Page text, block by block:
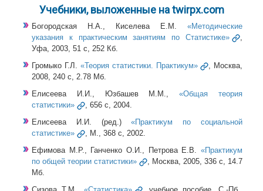
Учебники, выложенные на twirpx.com
Богородская Н.А., Киселева Е.М. «Методические
указания к практическим занятиям по Статистике»
,
Уфа, 2003, 51 с, 252 Кб.
Громыко Г.Л. «Теория статистики. Практикум»
, Москва,
2008, 240 с, 2.78 Мб.
Елисеева И.И., Юзбашев М.М.,«Общая теория
статистики»
, 656 с, 2004.
Елисеева И.И. (ред.)«Практикум по социальной
статистике»
, М., 368 с, 2002.
Ефимова М.Р., Ганченко О.И., Петрова Е.В. «Практикум
по общей теории статистики»
, Москва, 2005, 336 с, 14.7
Мб.